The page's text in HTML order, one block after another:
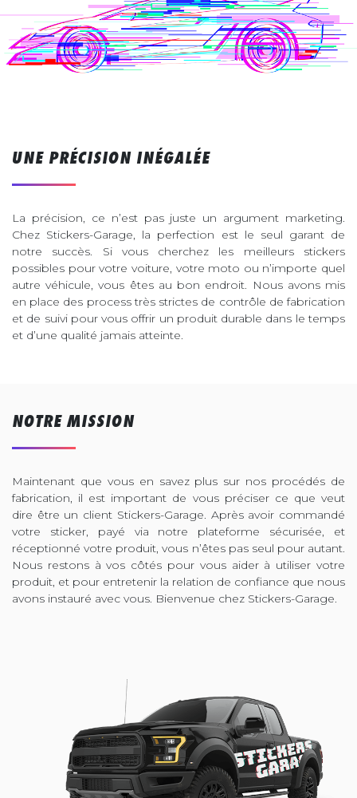
UNE PRÉCISION INÉGALÉE
La précision, ce n’est pas juste un argument marketing.
Chez Stickers-Garage, la perfection est le seul garant de
notre succès. Si vous cherchez les meilleurs stickers
possibles pour votre voiture, votre moto ou n’importe quel
autre véhicule, vous êtes au bon endroit. Nous avons mis
en place des process très strictes de contrôle de fabrication
et de suivi pour vous offrir un produit durable dans le temps
et d’une qualité jamais atteinte.
NOTRE MISSION
Maintenant que vous en savez plus sur nos procédés de
fabrication, il est important de vous préciser ce que veut
dire être un client Stickers-Garage. Après avoir commandé
votre sticker, payé via notre plateforme sécurisée, et
réceptionné votre produit, vous n’êtes pas seul pour autant.
Nous restons à vos côtés pour vous aider à utiliser votre
produit, et pour entretenir la relation de confiance que nous
avons instauré avec vous. Bienvenue chez Stickers-Garage.